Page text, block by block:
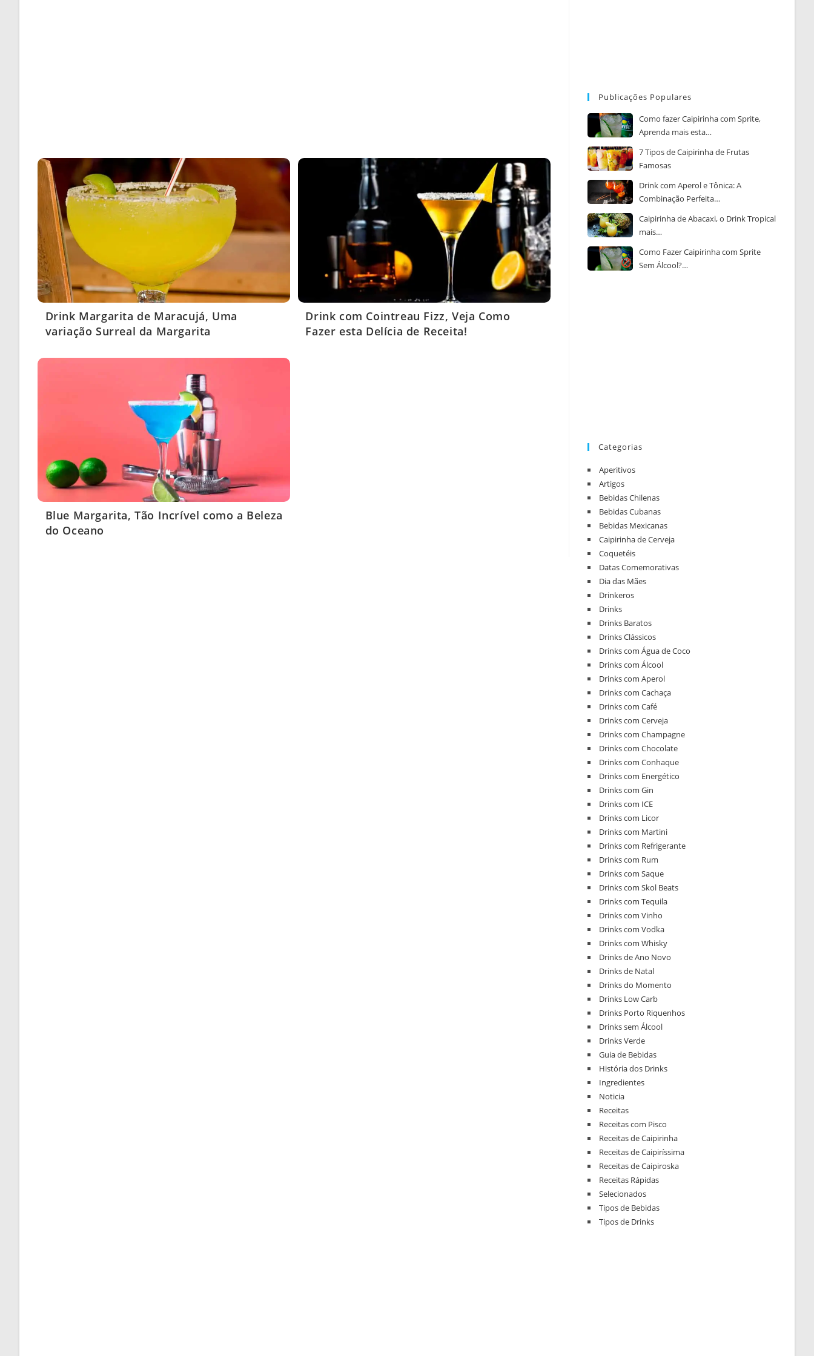
Drink Margarita de Maracujá, Uma
variação Surreal da Margarita
Drink com Cointreau Fizz, Veja Como
Fazer esta Delícia de Receita!
Blue Margarita, Tão Incrível como a Beleza
do Oceano
Publicações Populares
Como fazer Caipirinha com Sprite,
Aprenda mais esta…
7 Tipos de Caipirinha de Frutas
Famosas
Drink com Aperol e Tônica: A
Combinação Perfeita…
Caipirinha de Abacaxi, o Drink Tropical
mais…
Como Fazer Caipirinha com Sprite
Sem Álcool?…
Categorias
Aperitivos
Artigos
Bebidas Chilenas
Bebidas Cubanas
Bebidas Mexicanas
Caipirinha de Cerveja
Coquetéis
Datas Comemorativas
Dia das Mães
Drinkeros
Drinks
Drinks Baratos
Drinks Clássicos
Drinks com Água de Coco
Drinks com Álcool
Drinks com Aperol
Drinks com Cachaça
Drinks com Café
Drinks com Cerveja
Drinks com Champagne
Drinks com Chocolate
Drinks com Conhaque
Drinks com Energético
Drinks com Gin
Drinks com ICE
Drinks com Licor
Drinks com Martini
Drinks com Refrigerante
Drinks com Rum
Drinks com Saque
Drinks com Skol Beats
Drinks com Tequila
Drinks com Vinho
Drinks com Vodka
Drinks com Whisky
Drinks de Ano Novo
Drinks de Natal
Drinks do Momento
Drinks Low Carb
Drinks Porto Riquenhos
Drinks sem Álcool
Drinks Verde
Guia de Bebidas
História dos Drinks
Ingredientes
Noticia
Receitas
Receitas com Pisco
Receitas de Caipirinha
Receitas de Caipiríssima
Receitas de Caipiroska
Receitas Rápidas
Selecionados
Tipos de Bebidas
Tipos de Drinks